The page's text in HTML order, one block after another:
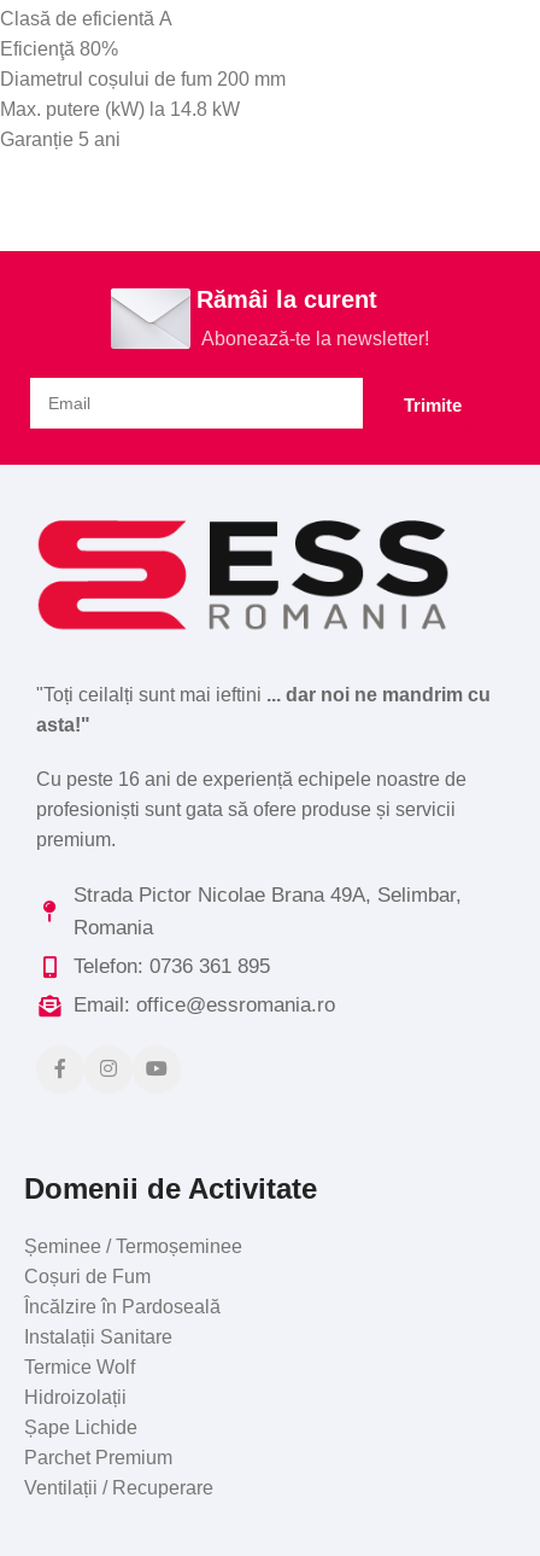
Clasă de eficientă A
Eficienţă 80%
Diametrul coșului de fum 200 mm
Max. putere (kW) la 14.8 kW
Garanție 5 ani
Rămâi la curent
Abonează-te la newsletter!
Trimite
"Toți ceilalți sunt mai ieftini ... dar noi ne mandrim cu
asta!"
Cu peste 16 ani de experiență echipele noastre de
profesioniști sunt gata să ofere produse și servicii
premium.
Strada Pictor Nicolae Brana 49A, Selimbar,
Romania
Telefon: 0736 361 895
Email: office@essromania.ro
Domenii de Activitate
Șeminee / Termoșeminee
Coșuri de Fum
Încălzire în Pardoseală
Instalații Sanitare
Termice Wolf
Hidroizolații
Șape Lichide
Parchet Premium
Ventilații / Recuperare